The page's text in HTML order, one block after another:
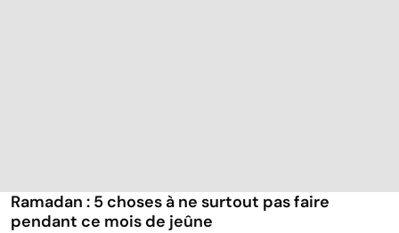
Ramadan : 5 choses à ne surtout pas faire
pendant ce mois de jeûne